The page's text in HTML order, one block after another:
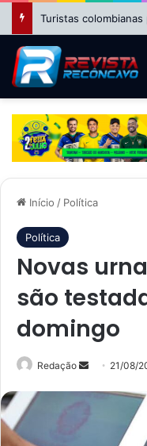
Início / Política
Política
Novas
são
domingo
Redação
Mande21/08/